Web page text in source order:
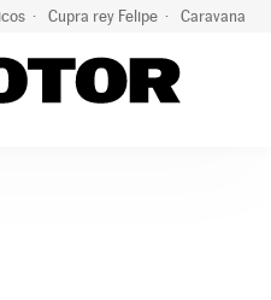
Cupra rey Felipe Caravana